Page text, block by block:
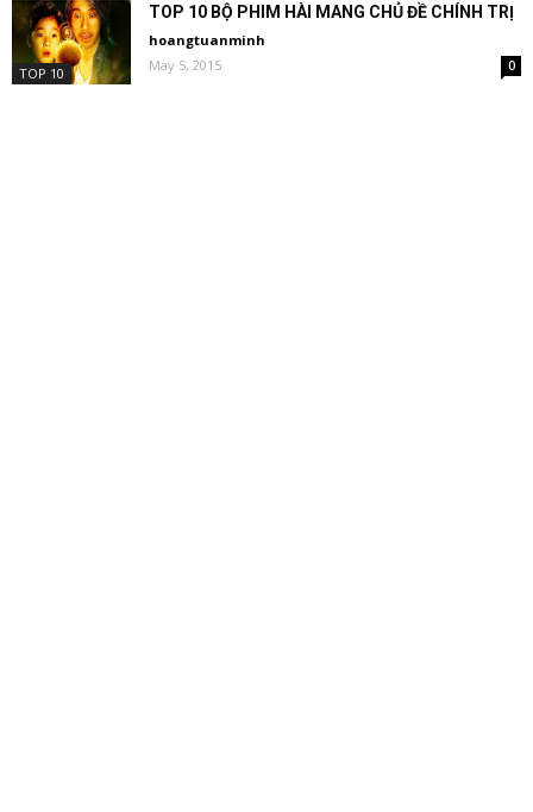
TOP 10
TOP 10 BỘ PHIM HÀI MANG CHỦ ĐỀ CHÍNH TRỊ
hoangtuanminh
May 5, 2015
0